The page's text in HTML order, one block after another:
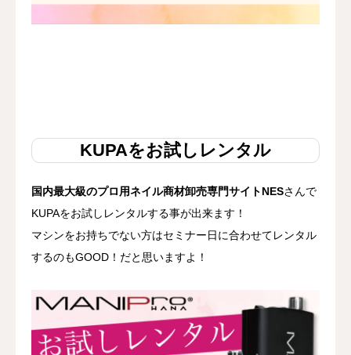
KUPAをお試しレンタル
国内最大級のプロ用ネイル商材卸売専門サイトNESさんで
KUPAをお試しレンタルする事が出来ます！
マシンをお持ちでない方はセミナー日に合わせてレンタル
するのもGOOD！だと思いますよ！